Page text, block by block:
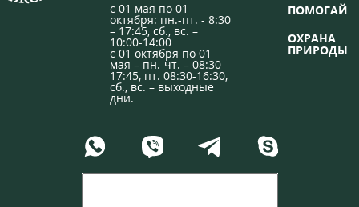
с 01 мая по 01
октября: пн.-пт. - 8:30
– 17:45, сб., вс. –
10:00-14:00
с 01 октября по 01
мая – пн.-чт. – 08:30-
17:45, пт. 08:30-16:30,
сб., вс. – выходные
дни.
ПОМОГАЙ
ОХРАНА
ПРИРОДЫ